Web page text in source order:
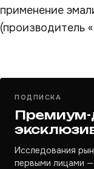
применение
(производитель
ПОДПИСКА
Премиум-
Исследования
первыми лицами —